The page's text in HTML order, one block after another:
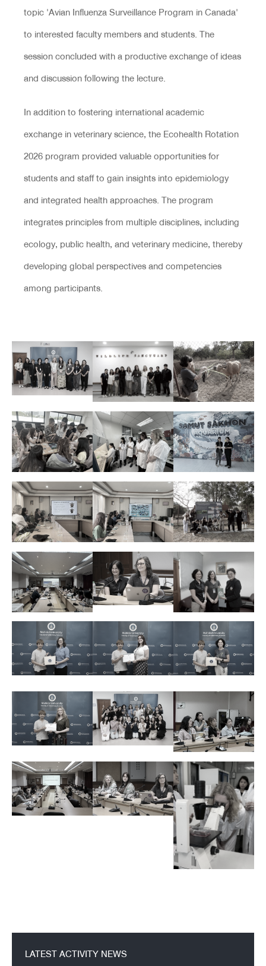
topic 'Avian Influenza Surveillance Program in Canada'
to interested faculty members and students. The
session concluded with a productive exchange of ideas
and discussion following the lecture.
In addition to fostering international academic
exchange in veterinary science, the Ecohealth Rotation
2026 program provided valuable opportunities for
students and staff to gain insights into epidemiology
and integrated health approaches. The program
integrates principles from multiple disciplines, including
ecology, public health, and veterinary medicine, thereby
developing global perspectives and competencies
among participants.
LATEST ACTIVITY NEWS